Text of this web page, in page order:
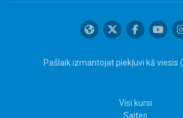
Pašlaik izmantojat piekļuvi kā viesis (
Visi kursi
Saites